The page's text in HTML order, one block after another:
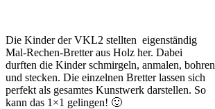
Die Kinder der VKL2 stellten eigenständig
Mal-Rechen-Bretter aus Holz her. Dabei
durften die Kinder schmirgeln, anmalen, bohren
und stecken. Die einzelnen Bretter lassen sich
perfekt als gesamtes Kunstwerk darstellen. So
kann das 1×1 gelingen! 🙂